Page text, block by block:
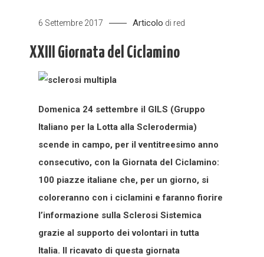
6 Settembre 2017 Articolo di red
XXIII Giornata del Ciclamino
Domenica 24 settembre il GILS (Gruppo
Italiano per la Lotta alla Sclerodermia)
scende in campo, per il ventitreesimo anno
consecutivo, con la Giornata del Ciclamino:
100 piazze italiane che, per un giorno, si
coloreranno con i ciclamini e faranno fiorire
l’informazione sulla Sclerosi Sistemica
grazie al supporto dei volontari in tutta
Italia. Il ricavato di questa giornata